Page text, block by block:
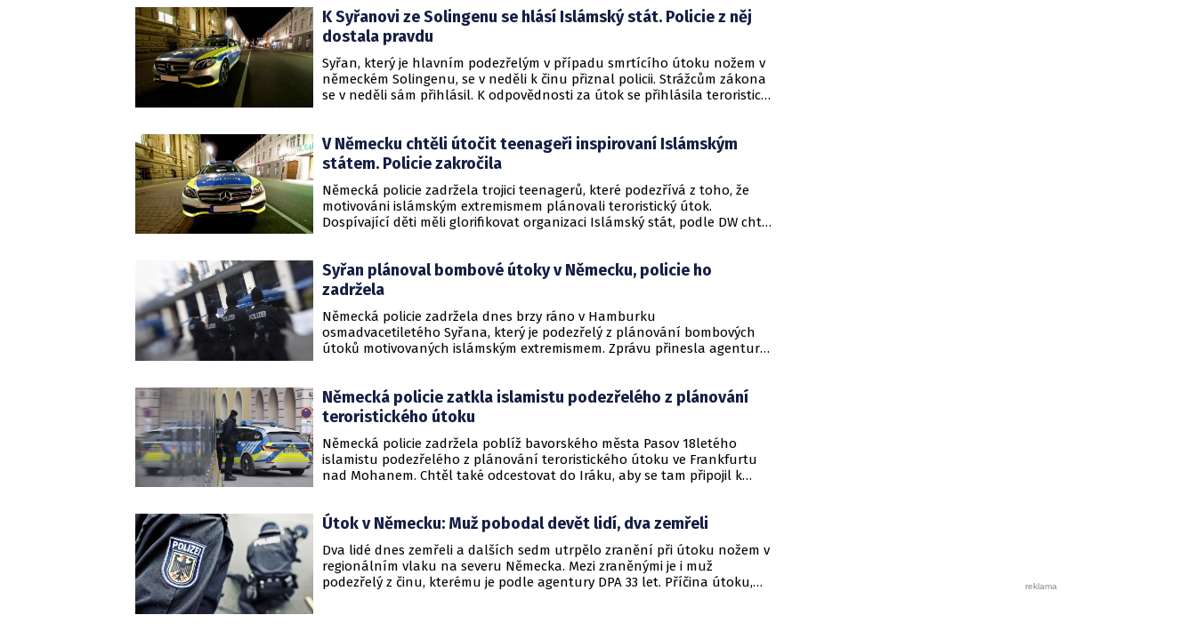
K Syřanovi ze Solingenu se hlásí Islámský stát. Policie z něj
dostala pravdu
Syřan, který je hlavním podezřelým v případu smrtícího útoku nožem v
německém Solingenu, se v neděli k činu přiznal policii. Strážcům zákona
se v neděli sám přihlásil. K odpovědnosti za útok se přihlásila teroristická
V Německu chtěli útočit teenageři inspirovaní Islámským
státem. Policie zakročila
Německá policie zadržela trojici teenagerů, které podezřívá z toho, že
motivováni islámským extremismem plánovali teroristický útok.
Dospívající děti měli glorifikovat organizaci Islámský stát, podle DW chtěli
Syřan plánoval bombové útoky v Německu, policie ho
zadržela
Německá policie zadržela dnes brzy ráno v Hamburku
osmadvacetiletého Syřana, který je podezřelý z plánování bombových
útoků motivovaných islámským extremismem. Zprávu přinesla agentura
Německá policie zatkla islamistu podezřelého z plánování
teroristického útoku
Německá policie zadržela poblíž bavorského města Pasov 18letého
islamistu podezřelého z plánování teroristického útoku ve Frankfurtu
nad Mohanem. Chtěl také odcestovat do Iráku, aby se tam připojil k
Útok v Německu: Muž pobodal devět lidí, dva zemřeli
Dva lidé dnes zemřeli a dalších sedm utrpělo zranění při útoku nožem v
regionálním vlaku na severu Německa. Mezi zraněnými je i muž
podezřelý z činu, kterému je podle agentury DPA 33 let. Příčina útoku,